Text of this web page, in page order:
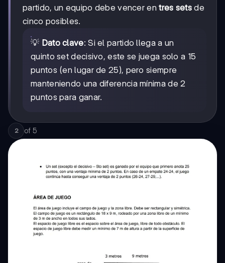
partido, un equipo debe vencer entres setsde
cinco posibles.
💡 Dato clave: Si el partido llega a un
quinto set decisivo, este se juega solo a 15
puntos (en lugar de 25), pero siempre
manteniendo una diferencia mínima de 2
puntos para ganar.
2 of 5